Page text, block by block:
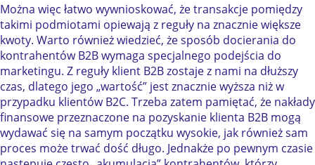
Można więc łatwo wywnioskować, że transakcje pomiędzy
takimi podmiotami opiewają z reguły na znacznie większe
kwoty. Warto również wiedzieć, że sposób docierania do
kontrahentów B2B wymaga specjalnego podejścia do
marketingu. Z reguły klient B2B zostaje z nami na dłuższy
czas, dlatego jego „wartość” jest znacznie wyższa niż w
przypadku klientów B2C. Trzeba zatem pamiętać, że nakłady
finansowe przeznaczone na pozyskanie klienta B2B mogą
wydawać się na samym początku wysokie, jak również sam
proces może trwać dość długo. Jednakże po pewnym czasie